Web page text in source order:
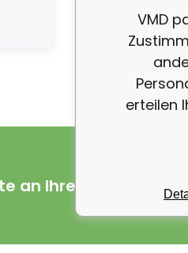
an Ihre E-Mail
VMD
erteilen